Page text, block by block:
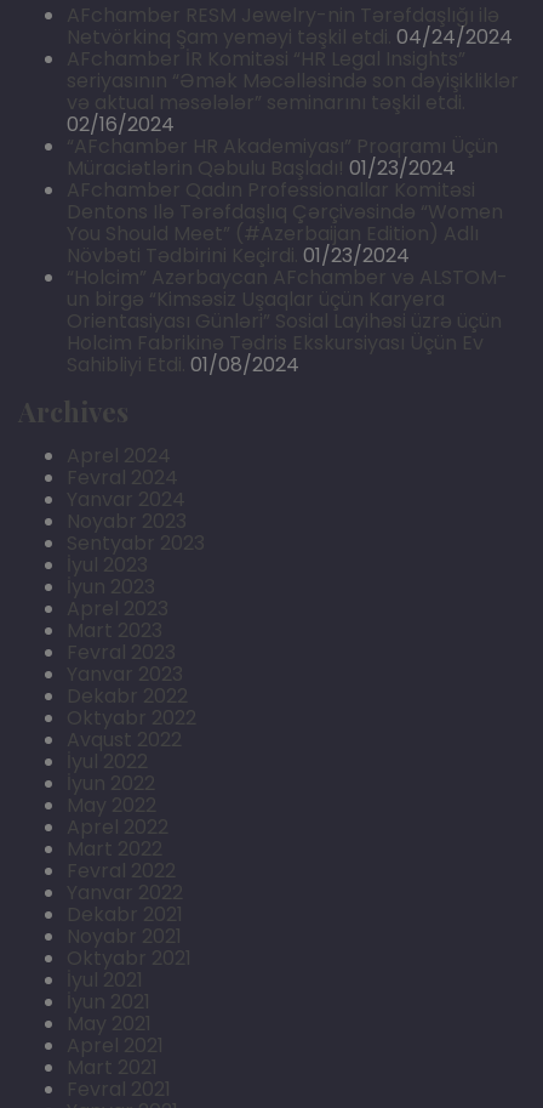
AFchamber RESM Jewelry-nin Tərəfdaşlığı ilə
Netvörkinq Şam yeməyi təşkil etdi. 04/24/2024
AFchamber İR Komitəsi “HR Legal Insights”
seriyasının “Əmək Məcəlləsində son dəyişikliklər
və aktual məsələlər” seminarını təşkil etdi.
02/16/2024
“AFchamber HR Akademiyası” Proqramı Üçün
Müraciətlərin Qəbulu Başladı! 01/23/2024
AFchamber Qadın Professionallar Komitəsi
Dentons Ilə Tərəfdaşlıq Çərçivəsində “Women
You Should Meet” (#Azerbaijan Edition) Adlı
Növbəti Tədbirini Keçirdi. 01/23/2024
“Holcim” Azərbaycan AFchamber və ALSTOM-
un birgə “Kimsəsiz Uşaqlar üçün Karyera
Orientasiyası Günləri” Sosial Layihəsi üzrə üçün
Holcim Fabrikinə Tədris Ekskursiyası Üçün Ev
Sahibliyi Etdi. 01/08/2024
Archives
Aprel 2024
Fevral 2024
Yanvar 2024
Noyabr 2023
Sentyabr 2023
İyul 2023
İyun 2023
Aprel 2023
Mart 2023
Fevral 2023
Yanvar 2023
Dekabr 2022
Oktyabr 2022
Avqust 2022
İyul 2022
İyun 2022
May 2022
Aprel 2022
Mart 2022
Fevral 2022
Yanvar 2022
Dekabr 2021
Noyabr 2021
Oktyabr 2021
İyul 2021
İyun 2021
May 2021
Aprel 2021
Mart 2021
Fevral 2021